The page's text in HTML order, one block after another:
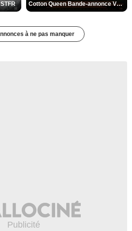
Cotton Queen Bande-annonce VO STFR
à ne pas manquer